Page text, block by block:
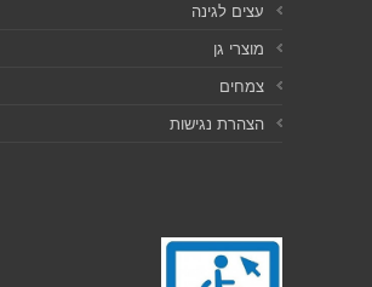
עצים לגינה
מוצרי גן
צמחים
הצהרת נגישות